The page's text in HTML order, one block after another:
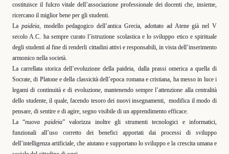
costituisce il fulcro vitale dell’associazione professionale dei docenti che, insieme,
ricercano il miglior bene per gli studenti.
La paideia,
modello pedagogico dell’antica Grecia, adottato ad Atene già nel V
secolo A.C. ha sempre curato l’istruzione scolastica e lo sviluppo etico e spirituale
degli studenti al fine di renderli cittadini attivi e responsabili, in vista dell’inserimento
armonico nella società.
La carrellata storica dell’evoluzione della paideia, dalla prassi omerica a quella di
Socrate, di Platone e della classicità dell’epoca romana e cristiana, ha messo in luce i
legami di continuità e di evoluzione, mantenendo sempre l’attenzione alla centralità
dello studente, il quale, facendo tesoro dei nuovi insegnamenti,
modifica il modo di
pensare, di sentire e di agire, segno visibile di un apprendimento efficace.
La “nuova paideia” valorizza inoltre gli strumenti tecnologici e informatici,
funzionali all’uso corretto dei benefici apportati dai processi di sviluppo
dell’intelligenza artificiale, che aiutano e supportano lo sviluppo e la crescita umana e